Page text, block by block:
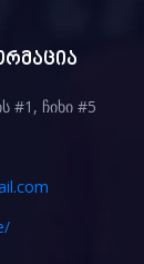
#1, ჩიხი #5